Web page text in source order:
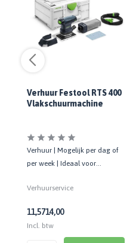
Verhuur Festool RTS 400
Vlakschuurmachine
Verhuur | Mogelijk per dag of
per week | Ideaal voor
Verhuurservice
11,5714,00
Incl. btw